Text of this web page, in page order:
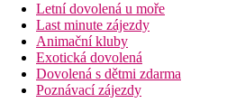
Letní dovolená u moře
Last minute zájezdy
Animační kluby
Exotická dovolená
Dovolená s dětmi zdarma
Poznávací zájezdy